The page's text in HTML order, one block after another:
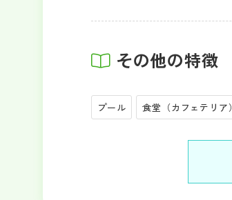
その他の特徴
プール 食堂（カフェテリア）